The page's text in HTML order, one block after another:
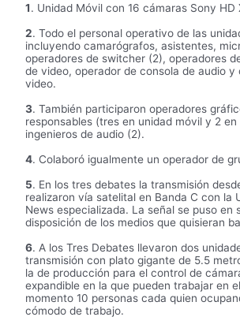
1. Unidad Móvil con 16 cámaras Sony HD
2. Todo el personal operativo de las
incluyendo camarógrafos, asistentes,
operadores de switcher (2), operadores
de video, operador de consola de audio y
video.
3. También participaron operadores
responsables (tres en unidad móvil y 2
ingenieros de audio (2).
4. Colaboró igualmente un operador de
5. En los tres debates la transmisión
realizaron vía satelital en Banda C con la
News especializada. La señal se puso en
disposición de los medios que quisieran
6. A los Tres Debates llevaron dos
transmisión con plato gigante de 5.5
la de producción para el control de
expandible en la que pueden trabajar en
momento 10 personas cada quien
cómodo de trabajo.